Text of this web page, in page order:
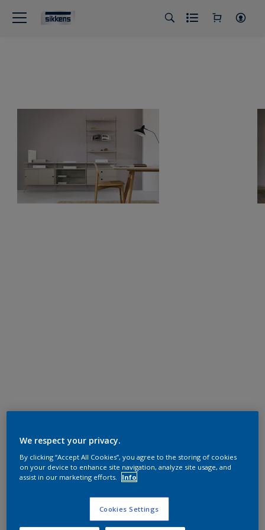
We respect your privacy.
By clicking “Accept All Cookies”, you agree to the storing of cookies
on your device to enhance site navigation, analyze site usage, and
assist in our marketing efforts.
Info
Cookies Settings